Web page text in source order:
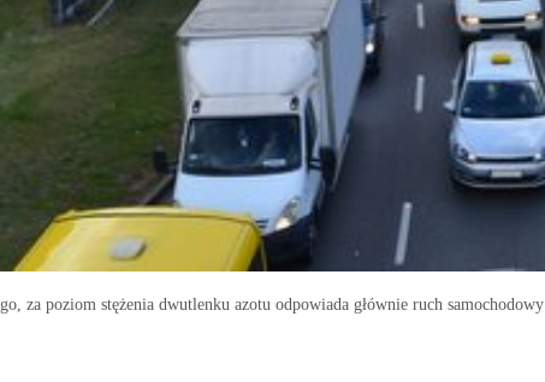
za poziom stężenia dwutlenku azotu odpowiada głównie ruch samochodowy